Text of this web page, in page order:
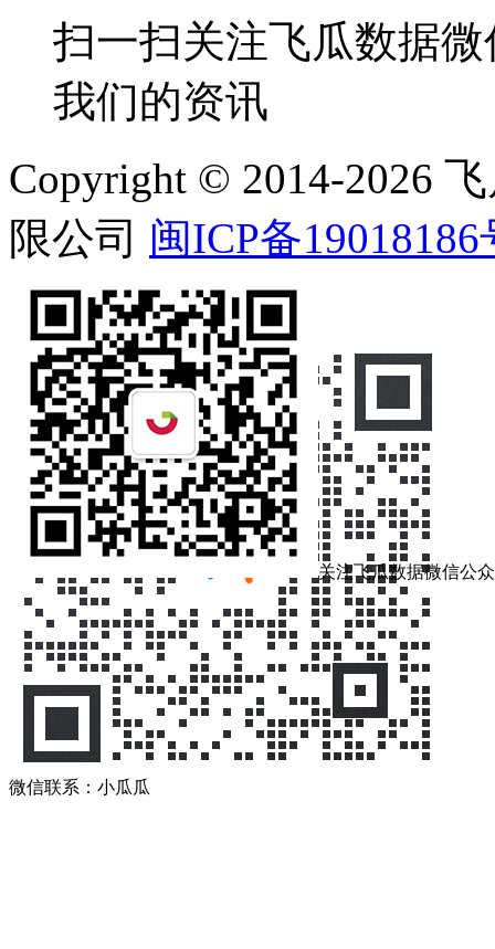
扫一扫关注飞瓜数据
我们的资讯
Copyright © 2014-2026
限公司 闽ICP备19018186
在线客服
微信联系：小瓜瓜
关注飞瓜数据微信公